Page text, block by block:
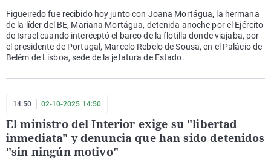
Figueiredo fue recibido hoy junto con Joana Mortágua, la hermana
de la líder del BE, Mariana Mortágua, detenida anoche por el Ejército
de Israel cuando interceptó el barco de la flotilla donde viajaba, por
el presidente de Portugal, Marcelo Rebelo de Sousa, en el Palácio de
Belém de Lisboa, sede de la jefatura de Estado.
14:50 02-10-2025 14:50
El ministro del Interior exige su "libertad
inmediata" y denuncia que han sido detenidos
"sin ningún motivo"